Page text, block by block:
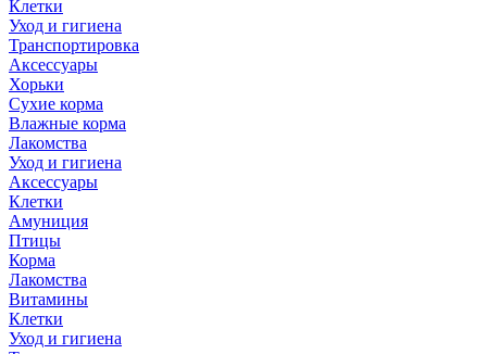
Клетки
Уход и гигиена
Транспортировка
Аксессуары
Хорьки
Сухие корма
Влажные корма
Лакомства
Уход и гигиена
Аксессуары
Клетки
Амуниция
Птицы
Корма
Лакомства
Витамины
Клетки
Уход и гигиена